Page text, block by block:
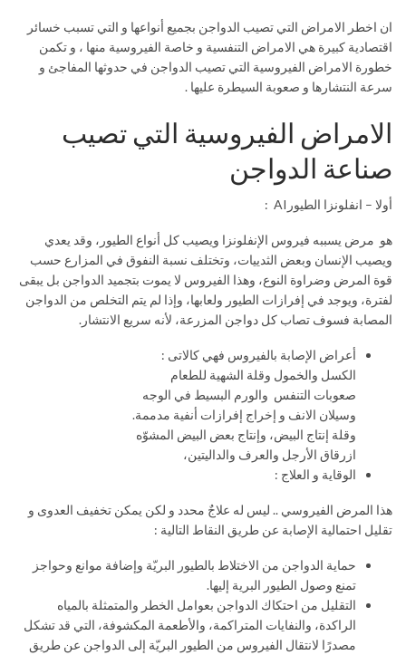
ان اخطر الامراض التي تصيب الدواجن بجميع أنواعها و التي تسبب خسائر
اقتصادية كبيرة هي الامراض التنفسية و خاصة الفيروسية منها ، و تكمن
خطورة الامراض الفيروسية التي تصيب الدواجن في حدوثها المفاجئ و
سرعة النتشارها و صعوبة السيطرة عليها .
الامراض الفيروسية التي تصيب
صناعة الدواجن
أولا – انفلونزا الطيورAI :
هو مرض يسببه فيروس الإنفلونزا ويصيب كل أنواع الطيور، وقد يعدي
ويصيب الإنسان وبعض الثدييات، وتختلف نسبة النفوق في المزارع حسب
قوة المرض وضراوة النوع، وهذا الفيروس لا يموت بتجميد الدواجن بل يبقى
لفترة، ويوجد في إفرازات الطيور ولعابها، وإذا لم يتم التخلص من الدواجن
المصابة فسوف تصاب كل دواجن المزرعة، لأنه سريع الانتشار.
أعراض الإصابة بالفيروس فهي كالاتى :
الكسل والخمول وقلة الشهية للطعام
صعوبات التنفس والورم البسيط في الوجه
وسيلان الانف و إخراج إفرازات أنفية مدممة.
وقلة إنتاج البيض، وإنتاج بعض البيض المشوّه
ازرقاق الأرجل والعرف والداليتين،
الوقاية و العلاج :
هذا المرض الفيروسي .. ليس له علاجٌ محدد و لكن يمكن تخفيف العدوى و
تقليل احتمالية الإصابة عن طريق النقاط التالية :
حماية الدواجن من الاختلاط بالطيور البريّة وإضافة موانع وحواجز
تمنع وصول الطيور البرية إليها.
التقليل من احتكاك الدواجن بعوامل الخطر والمتمثلة بالمياه
الراكدة، والنفايات المتراكمة، والأطعمة المكشوفة، التي قد تشكل
مصدرًا لانتقال الفيروس من الطيور البريّة إلى الدواجن عن طريق